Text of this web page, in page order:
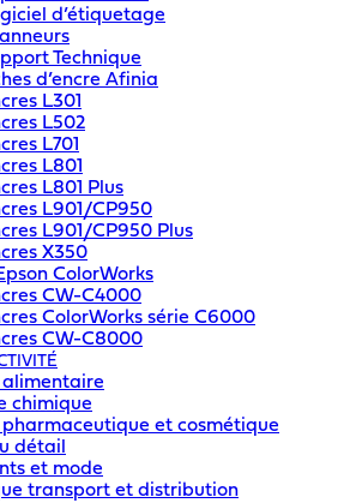
d’étiquetage
Technique
d’encre Afinia
L301
L502
L701
L801
L801 Plus
L901/CP950
L901/CP950 Plus
X350
ColorWorks
CW-C4000
ColorWorks série C6000
CW-C8000
alimentaire
chimique
pharmaceutique et cosmétique
détail
et mode
transport et distribution